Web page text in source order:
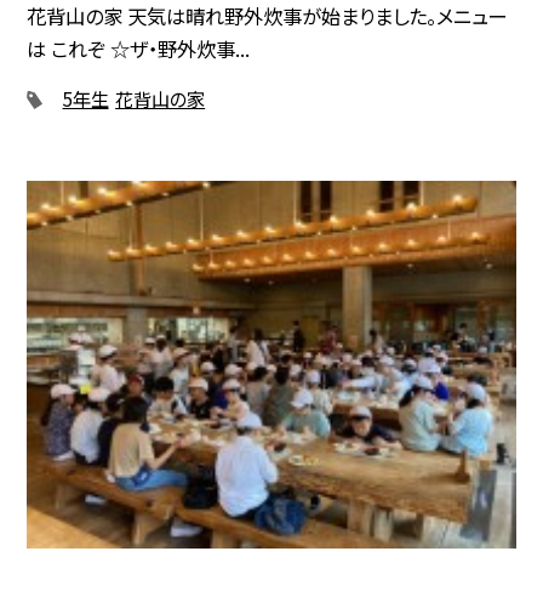
花背山の家 天気は晴れ野外炊事が始まりました。メニュー
は これぞ ☆ザ・野外炊事...
5年生 花背山の家